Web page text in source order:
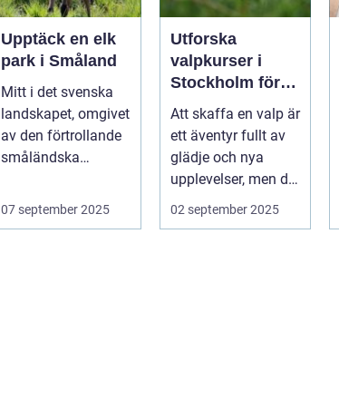
Upptäck en elk
park i Småland
Mitt i det svenska
landskapet, omgivet
av den förtrollande
småländska
07 september 2025
Utforska
valpkurser i
Stockholm för
en lycklig och
välanpassad
valp
Att skaffa en valp är
ett äventyr fullt av
glädje och nya
upplevelser, men det
st&aum...
02 september 2025